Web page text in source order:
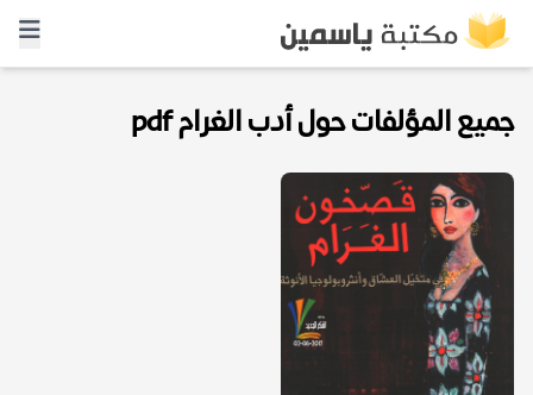
جميع المؤلفات حول أدب الغرام pdf